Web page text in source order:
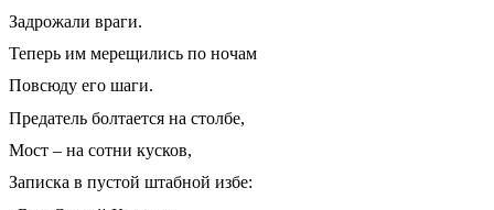
Задрожали враги.
Теперь им мерещились по ночам
Повсюду его шаги.
Предатель болтается на столбе,
Мост – на сотни кусков,
Записка в пустой штабной избе: